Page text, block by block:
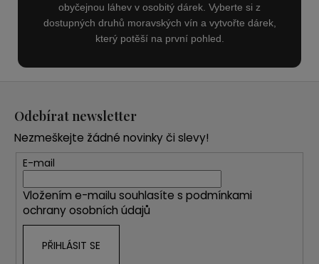
obyčejnou láhev v osobitý dárek. Vyberte si z
dostupných druhů moravských vín a vytvořte dárek,
který potěší na první pohled.
Odebírat newsletter
Nezmeškejte žádné novinky či slevy!
E-mail
Vložením e-mailu souhlasíte s podmínkami
ochrany osobních údajů
PŘIHLÁSIT SE